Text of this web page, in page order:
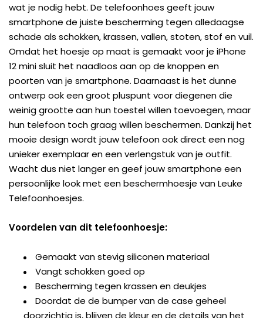
wat je nodig hebt. De telefoonhoes geeft jouw
smartphone de juiste bescherming tegen alledaagse
schade als schokken, krassen, vallen, stoten, stof en vuil.
Omdat het hoesje op maat is gemaakt voor je iPhone
12 mini sluit het naadloos aan op de knoppen en
poorten van je smartphone. Daarnaast is het dunne
ontwerp ook een groot pluspunt voor diegenen die
weinig grootte aan hun toestel willen toevoegen, maar
hun telefoon toch graag willen beschermen. Dankzij het
mooie design wordt jouw telefoon ook direct een nog
unieker exemplaar en een verlengstuk van je outfit.
Wacht dus niet langer en geef jouw smartphone een
persoonlijke look met een beschermhoesje van Leuke
Telefoonhoesjes.
Voordelen van dit telefoonhoesje:
Gemaakt van stevig siliconen materiaal
Vangt schokken goed op
Bescherming tegen krassen en deukjes
Doordat de de bumper van de case geheel
doorzichtig is, blijven de kleur en de details van het